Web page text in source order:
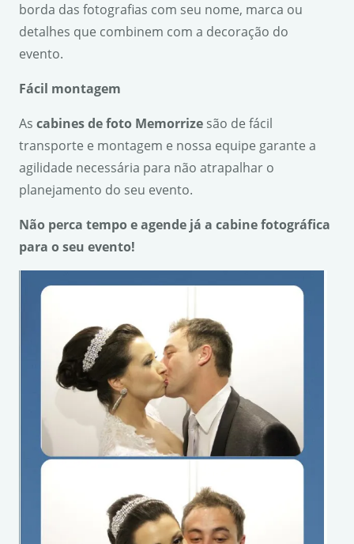
borda das fotografias com seu nome, marca ou
detalhes que combinem com a decoração do
evento.
Fácil montagem
As cabines de foto Memorrize são de fácil
transporte e montagem e nossa equipe garante a
agilidade necessária para não atrapalhar o
planejamento do seu evento.
Não perca tempo e agende já a cabine fotográfica
para o seu evento!